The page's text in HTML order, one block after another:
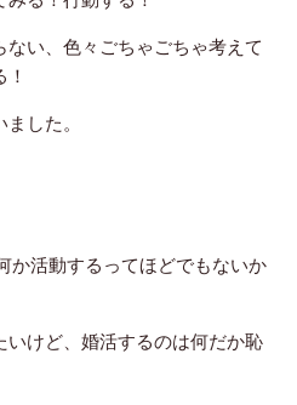
い、色々ごちゃごちゃ考えて
した。
か活動するってほどでもないか
けど、婚活するのは何だか恥